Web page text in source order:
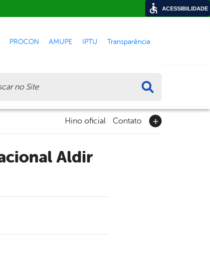
PROCON AMUPE IPTU Transparência
Hino oficial Contato
ACESSIBILIDADE